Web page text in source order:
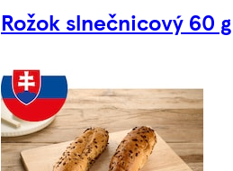
Rožok slnečnicový 60 g